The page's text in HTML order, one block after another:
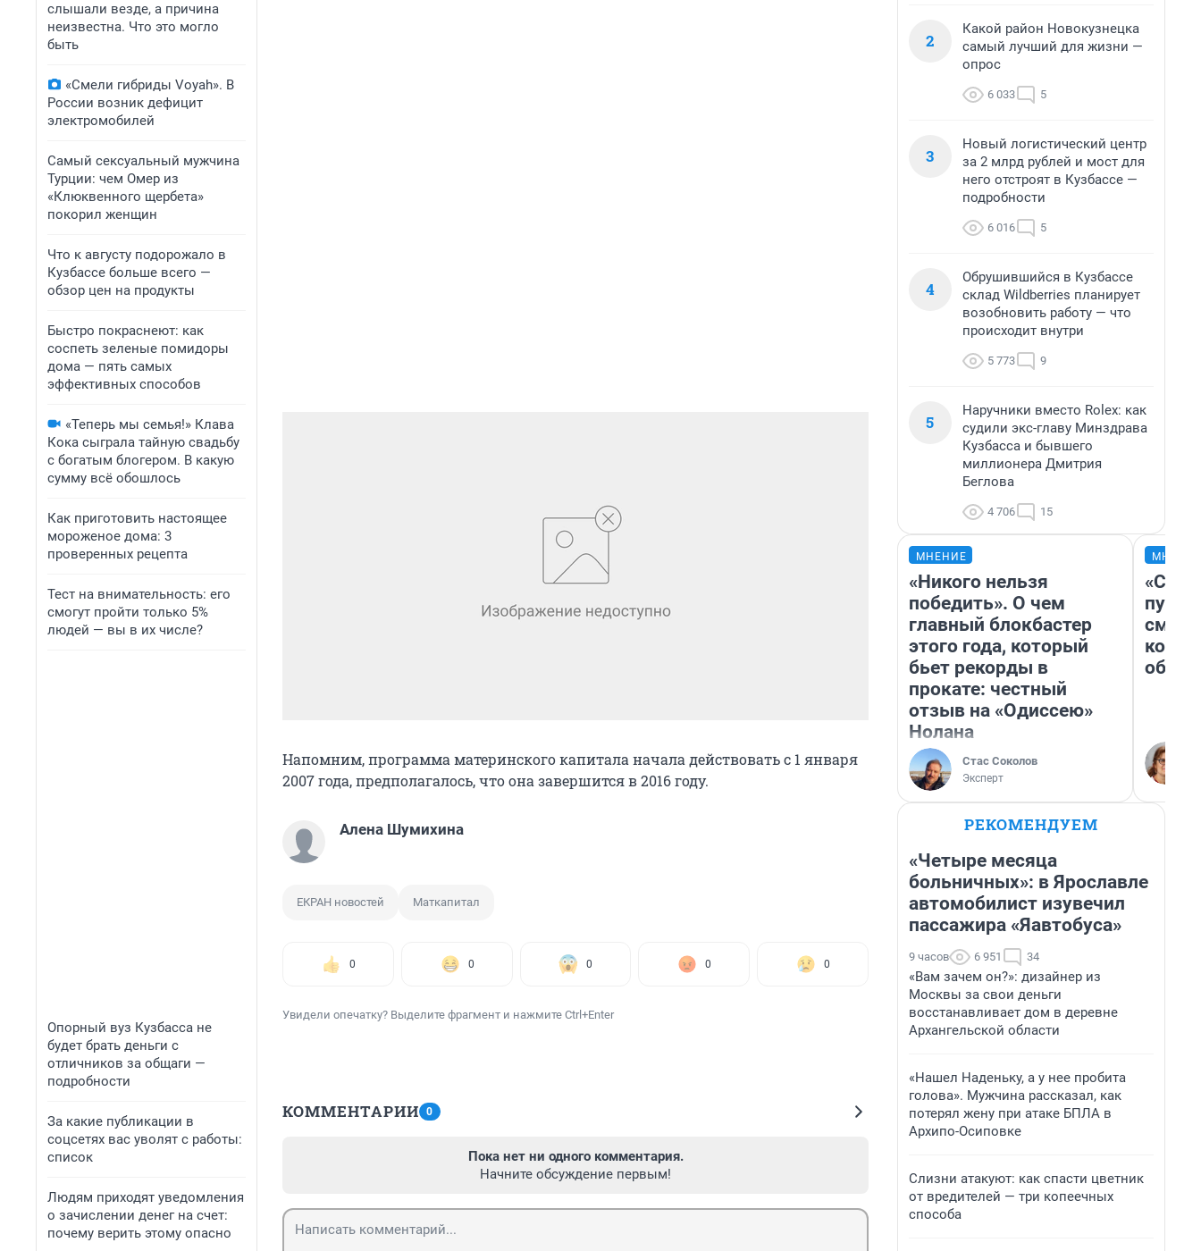
слышали везде, а причина
неизвестна. Что это могло
быть
«Смели гибриды Voyah». В
России возник дефицит
электромобилей
Самый сексуальный мужчина
Турции: чем Омер из
«Клюквенного щербета»
покорил женщин
Что к августу подорожало в
Кузбассе больше всего —
обзор цен на продукты
Быстро покраснеют: как
соспеть зеленые помидоры
дома — пять самых
эффективных способов
«Теперь мы семья!» Клава
Кока сыграла тайную свадьбу
с богатым блогером. В какую
сумму всё обошлось
Как приготовить настоящее
мороженое дома: 3
проверенных рецепта
Тест на внимательность: его
смогут пройти только 5%
людей — вы в их числе?
Опорный вуз Кузбасса не
будет брать деньги с
отличников за общаги —
подробности
За какие публикации в
соцсетях вас уволят с работы:
список
Людям приходят уведомления
о зачислении денег на счет:
почему верить этому опасно
Напомним, программа материнского капитала начала действовать с 1 января
2007 года, предполагалось, что она завершится в 2016 году.
Алена Шумихина
ЕКРАН новостей Маткапитал
0 0 0 0 0
Увидели опечатку? Выделите фрагмент и нажмите Ctrl+Enter
КОММЕНТАРИИ 0
Пока нет ни одного комментария.
Начните обсуждение первым!
2
Какой район Новокузнецка
самый лучший для жизни —
опрос
6 033 5
3
Новый логистический центр
за 2 млрд рублей и мост для
него отстроят в Кузбассе —
подробности
6 016 5
4
Обрушившийся в Кузбассе
склад Wildberries планирует
возобновить работу — что
происходит внутри
5 773 9
5
Наручники вместо Rolex: как
судили экс-главу Минздрава
Кузбасса и бывшего
миллионера Дмитрия
Беглова
4 706 15
МНЕНИЕ
«Никого нельзя
победить». О чем
главный блокбастер
этого года, который
бьет рекорды в
прокате: честный
отзыв на «Одиссею»
Нолана
Стас Соколов
Эксперт
РЕКОМЕНДУЕМ
«Четыре месяца
больничных»: в Ярославле
автомобилист изувечил
пассажира «Яавтобуса»
9 часов 6 951 34
«Вам зачем он?»: дизайнер из
Москвы за свои деньги
восстанавливает дом в деревне
Архангельской области
«Нашел Наденьку, а у нее пробита
голова». Мужчина рассказал, как
потерял жену при атаке БПЛА в
Архипо-Осиповке
Слизни атакуют: как спасти цветник
от вредителей — три копеечных
способа